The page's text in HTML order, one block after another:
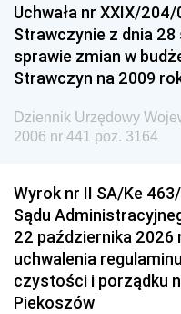
Dziennik Urzędowy
Dziennik Urzędowy
Dziennik Urzędowy
Dziennik Urzędowy
Uchwała nr XXIX/
Strawczynie z dnia 28
sprawie zmian w
Strawczyn na 2009
Dziennik Urzędowy
2006 nr 441 poz. 3164
Wyrok nr II SA/Ke
Sądu
22 października 2026
uchwalenia
czystości i porządku
Piekoszów